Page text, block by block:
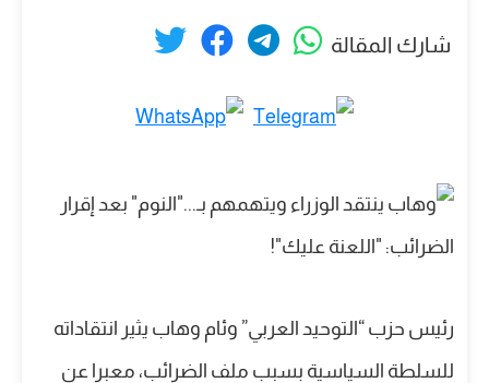
شارك المقالة
رئيس حزب “التوحيد العربي” وئام وهاب يثير انتقاداته
للسلطة السياسية بسبب ملف الضرائب، معبرا عن